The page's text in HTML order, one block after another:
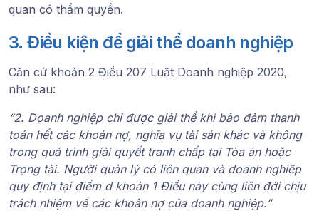
quan có thẩm quyền.
3. Điều kiện để giải thể doanh nghiệp
Căn cứ khoản 2 Điều 207 Luật Doanh nghiệp 2020,
như sau:
“2. Doanh nghiệp chỉ được giải thể khi bảo đảm thanh
toán hết các khoản nợ, nghĩa vụ tài sản khác và không
trong quá trình giải quyết tranh chấp tại Tòa án hoặc
Trọng tài. Người quản lý có liên quan và doanh nghiệp
quy định tại điểm d khoản 1 Điều này cùng liên đới chịu
trách nhiệm về các khoản nợ của doanh nghiệp.”